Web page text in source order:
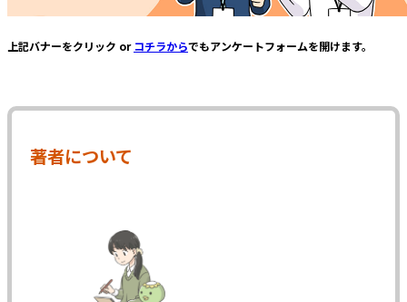
上記バナーをクリック or コチラからでもアンケートフォームを開けます。
著者について